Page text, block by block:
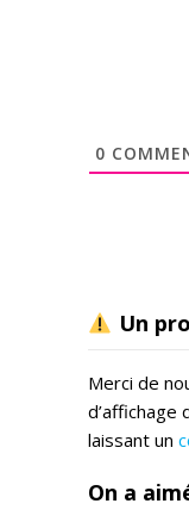
0
Un
Merci de
d’affichage
laissant un
On a